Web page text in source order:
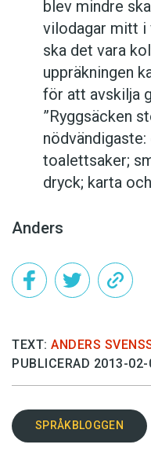
blev mindre
vilodagar mitt i
ska det vara
uppräkningen
för att avskilja
”Ryggsäcken
toalettsaker;
dryck; karta
Anders
TEXT: ANDERS
PUBLICERAD 2013-
SPRÅKBLOGGEN